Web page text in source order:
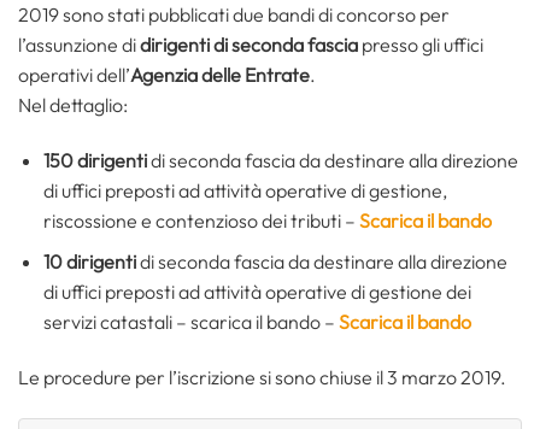
2019 sono stati pubblicati due bandi di concorso per
l’assunzione didirigenti di seconda fascia presso gli uffici
operativi dell’Agenzia delle Entrate.
Nel dettaglio:
150 dirigentidi seconda fascia da destinare alla direzione
di uffici preposti ad attività operative di gestione,
riscossione e contenzioso dei tributi – Scarica il bando
10 dirigentidi seconda fascia da destinare alla direzione
di uffici preposti ad attività operative di gestione dei
servizi catastali – scarica il bando – Scarica il bando
Le procedure per l’iscrizione si sono chiuse il 3 marzo 2019.